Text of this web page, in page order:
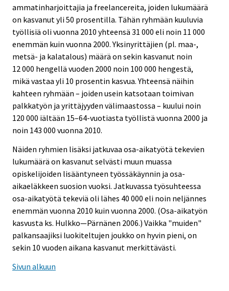
ammatinharjoittajia ja freelancereita, joiden lukumäärä
on kasvanut yli 50 prosentilla. Tähän ryhmään kuuluvia
työllisiä oli vuonna 2010 yhteensä 31 000 eli noin 11 000
enemmän kuin vuonna 2000. Yksinyrittäjien (pl. maa-,
metsä- ja kalatalous) määrä on sekin kasvanut noin
12 000 hengellä vuoden 2000 noin 100 000 hengestä,
mikä vastaa yli 10 prosentin kasvua. Yhteensä näihin
kahteen ryhmään – joiden usein katsotaan toimivan
palkkatyön ja yrittäjyyden välimaastossa – kuului noin
120 000 iältään 15–64-vuotiasta työllistä vuonna 2000 ja
noin 143 000 vuonna 2010.
Näiden ryhmien lisäksi jatkuvaa osa-aikatyötä tekevien
lukumäärä on kasvanut selvästi muun muassa
opiskelijoiden lisääntyneen työssäkäynnin ja osa-
aikaeläkkeen suosion vuoksi. Jatkuvassa työsuhteessa
osa-aikatyötä tekeviä oli lähes 40 000 eli noin neljännes
enemmän vuonna 2010 kuin vuonna 2000. (Osa-aikatyön
kasvusta ks. Hulkko—Pärnänen 2006.) Vaikka "muiden"
palkansaajiksi luokiteltujen joukko on hyvin pieni, on
sekin 10 vuoden aikana kasvanut merkittävästi.
Sivun alkuun